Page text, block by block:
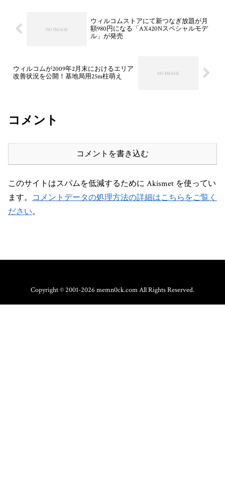
ウィルコムストアにて新つなぎ放題が月
額980円になる「AX420Nスペシャルモデ
ル」が発売
ウィルコムが2009年2月末におけるエリア
改善状況を公開！基地局用25m柱萌え
コメント
コメントを書き込む
このサイトはスパムを低減するために Akismet を使ってい
ます。 コメントデータの処理方法の詳細はこちらをご覧く
ださい。
Copyright © 2001-2026 memn0ck.com All Rights Reserved.